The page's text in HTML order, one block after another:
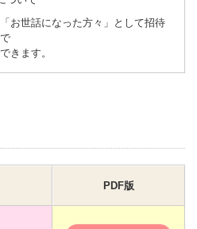
お世話になった方々」として招待
きます。
PDF版